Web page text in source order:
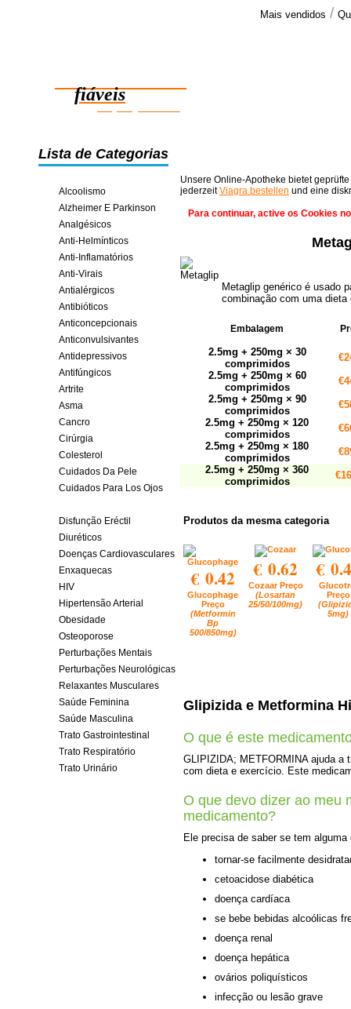
Mais vendidos /
fiáveis
poupança online
Lista de Categorias
Alcoolismo
Alzheimer E Parkinson
Analgésicos
Anti-Helmínticos
Anti-Inflamatórios
Anti-Virais
Antialérgicos
Antibióticos
Anticoncepcionais
Anticonvulsivantes
Antidepressivos
Antifúngicos
Artrite
Asma
Cancro
Cirúrgia
Colesterol
Cuidados Da Pele
Cuidados Para Los Ojos
Disfunção Eréctil
Diuréticos
Doenças Cardiovasculares
Enxaquecas
HIV
Hipertensão Arterial
Obesidade
Osteoporose
Perturbações Mentais
Perturbações Neurológicas
Relaxantes Musculares
Saúde Feminina
Saúde Masculina
Trato Gastrointestinal
Trato Respiratório
Trato Urinário
Unsere Online-Apotheke bietet
jederzeitViagra bestellen und eine
Para continuar, active os Cookies
Metaglip genérico é usado
combinação com uma
Embalagem
2.5mg + 250mg × 30
comprimidos
2.5mg + 250mg × 60
comprimidos
2.5mg + 250mg × 90
comprimidos
2.5mg + 250mg × 120
comprimidos
2.5mg + 250mg × 180
comprimidos
2.5mg + 250mg × 360
comprimidos
Produtos da mesma categoria
€ 0.42
Glucophage
Preço
(Metformin
Bp
500/850mg)
€ 0.62
Cozaar Preço
(Losartan
25/50/100mg)
€
Preço
5mg)
Glipizida e Metformina
O que é este
GLIPIZIDA; METFORMINA ajuda a
com dieta e exercício. Este
O que devo dizer ao meu
medicamento?
Ele precisa de saber se tem
tornar-se facilmente
cetoacidose diabética
doença cardíaca
se bebe bebidas alcoólicas
doença renal
doença hepática
ovários poliquísticos
infecção ou lesão grave